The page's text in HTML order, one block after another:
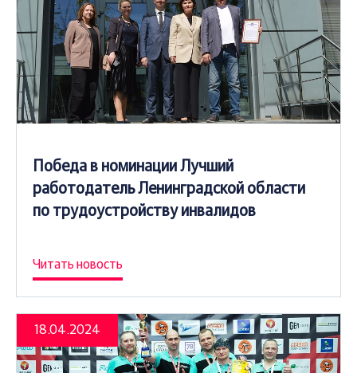
Победа в номинации Лучший
работодатель Ленинградской области
по трудоустройству инвалидов
Читать новость
18.04.2024